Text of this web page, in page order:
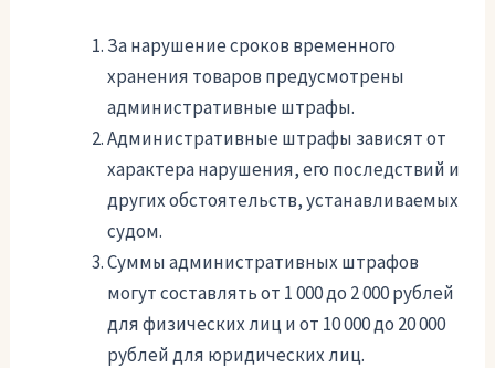
За нарушение сроков временного
хранения товаров предусмотрены
административные штрафы.
Административные штрафы зависят от
характера нарушения, его последствий и
других обстоятельств, устанавливаемых
судом.
Суммы административных штрафов
могут составлять от 1 000 до 2 000 рублей
для физических лиц и от 10 000 до 20 000
рублей для юридических лиц.